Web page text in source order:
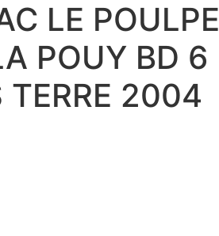
LE POULPE
POUY BD 6
TERRE 2004